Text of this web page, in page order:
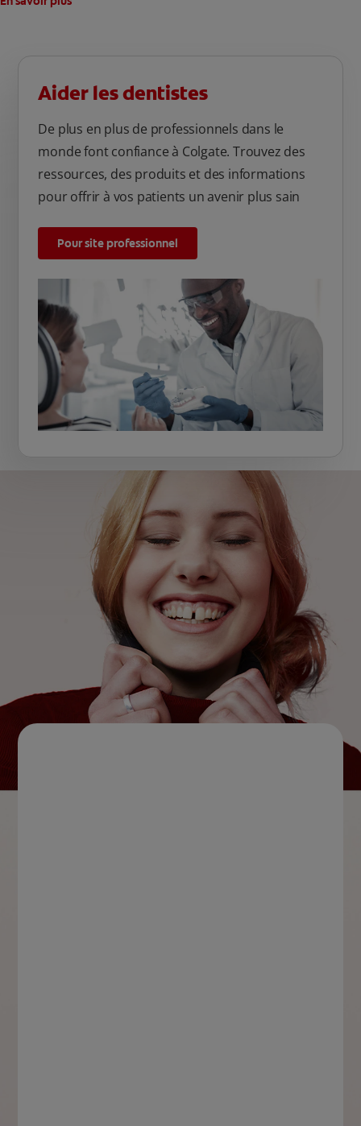
Aider les dentistes
De plus en plus de professionnels dans le
monde font confiance à Colgate. Trouvez des
ressources, des produits et des informations
pour offrir à vos patients un avenir plus sain
Pour site professionnel